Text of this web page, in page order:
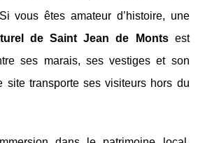
vous êtes amateur d’histoire, une
de Saint Jean de Montsest
ses marais, ses vestiges et son
site transporte ses visiteurs hors du